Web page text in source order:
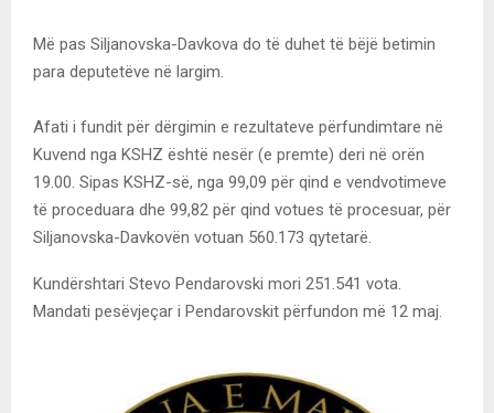
Më pas Siljanovska-Davkova do të duhet të bëjë betimin
para deputetëve në largim.
Afati i fundit për dërgimin e rezultateve përfundimtare në
Kuvend nga KSHZ është nesër (e premte) deri në orën
19.00. Sipas KSHZ-së, nga 99,09 për qind e vendvotimeve
të proceduara dhe 99,82 për qind votues të procesuar, për
Siljanovska-Davkovën votuan 560.173 qytetarë.
Kundërshtari Stevo Pendarovski mori 251.541 vota.
Mandati pesëvjeçar i Pendarovskit përfundon më 12 maj.